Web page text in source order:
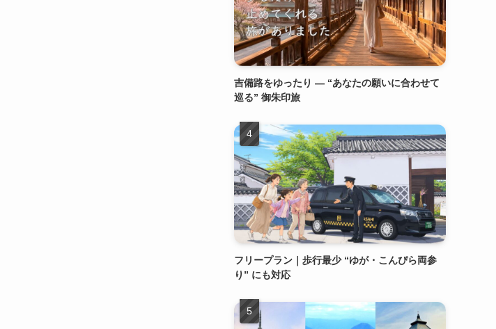
吉備路をゆったり ― “あなたの願いに合わせて
巡る” 御朱印旅
フリープラン｜歩行最少 “ゆが・こんぴら両参
り” にも対応